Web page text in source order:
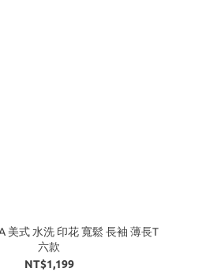
美式 水洗 印花 寬鬆 長袖 薄長T
六款
NT$1,199